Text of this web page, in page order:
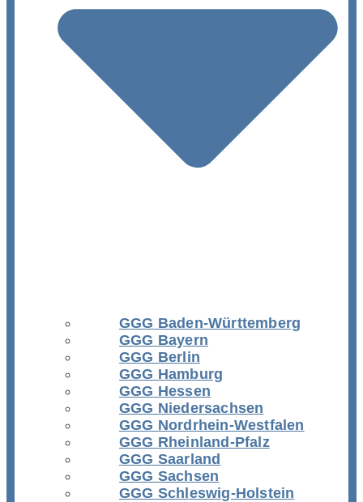
GGG Baden-Württemberg
GGG Bayern
GGG Berlin
GGG Hamburg
GGG Hessen
GGG Niedersachsen
GGG Nordrhein-Westfalen
GGG Rheinland-Pfalz
GGG Saarland
GGG Sachsen
GGG Schleswig-Holstein